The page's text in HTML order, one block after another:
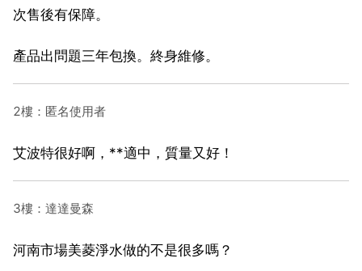
次售後有保障。
產品出問題三年包換。終身維修。
2樓：匿名使用者
艾波特很好啊，**適中，質量又好！
3樓：達達曼森
河南市場美菱淨水做的不是很多嗎？